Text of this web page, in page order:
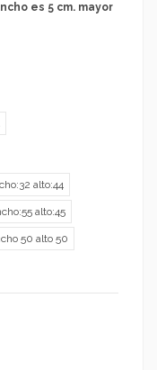
es 5 cm. mayor
alto:44
alto:45
50 alto 50